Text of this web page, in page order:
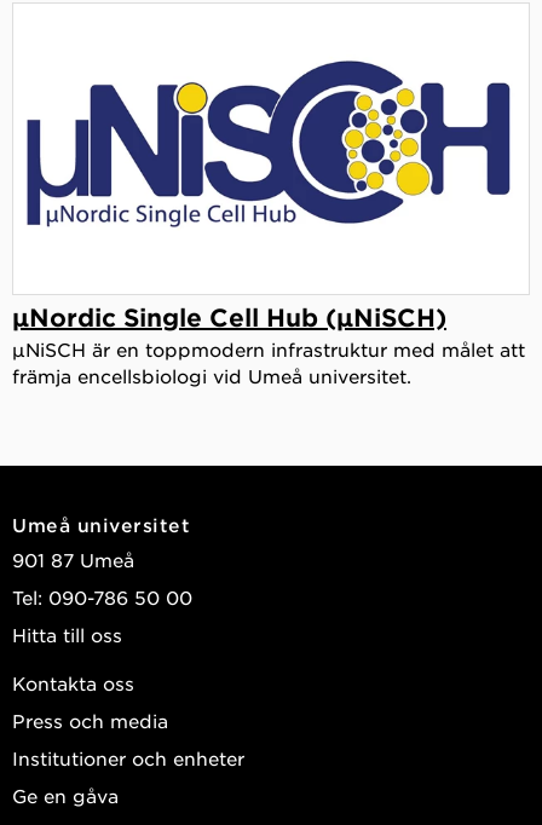
µNordic Single Cell Hub (µNiSCH)
µNiSCH är en toppmodern infrastruktur med målet att
främja encellsbiologi vid Umeå universitet.
Umeå universitet
901 87 Umeå
Tel: 090-786 50 00
Hitta till oss
Kontakta oss
Press och media
Institutioner och enheter
Ge en gåva